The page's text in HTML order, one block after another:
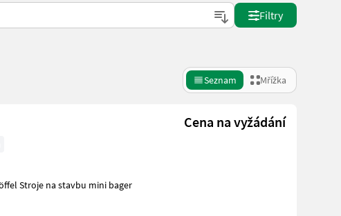
Filtry
Seznam Mřížka
Cena na vyžádání
1, 7 to., 2 Tieflöffel, 1 Böschungslöffel Stroje na stavbu mini bager